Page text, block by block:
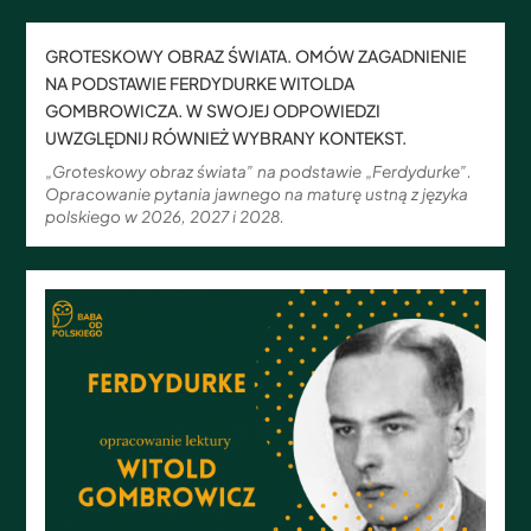
GROTESKOWY OBRAZ ŚWIATA. OMÓW ZAGADNIENIE
NA PODSTAWIE FERDYDURKE WITOLDA
GOMBROWICZA. W SWOJEJ ODPOWIEDZI
UWZGLĘDNIJ RÓWNIEŻ WYBRANY KONTEKST.
„Groteskowy obraz świata” na podstawie „Ferdydurke”.
Opracowanie pytania jawnego na maturę ustną z języka
polskiego w 2026, 2027 i 2028.